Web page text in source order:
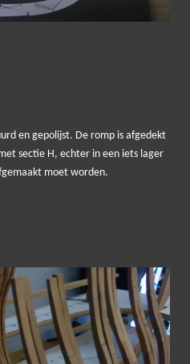
en gepolijst. De romp is afgedekt
sectie H, echter in een iets lager
moet worden.